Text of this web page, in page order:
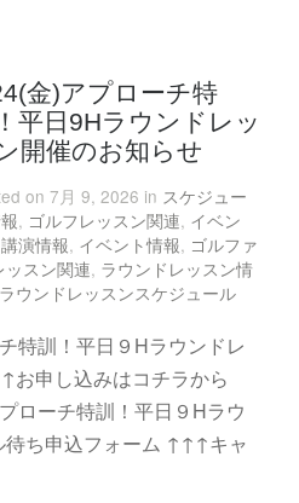
金)アプローチ特
平日9Hラウンドレッ
開催のお知らせ
on 7月 9, 2026 in スケジュー
, ゴルフレッスン関連, イベン
講演情報, イベント情報, ゴルファ
ッスン関連, ラウンドレッスン情
ラウンドレッスンスケジュール
特訓！平日９Hラウンドレ
お申し込みはコチラから
ーチ特訓！平日９Hラウ
待ち申込フォーム ↑↑↑キャ